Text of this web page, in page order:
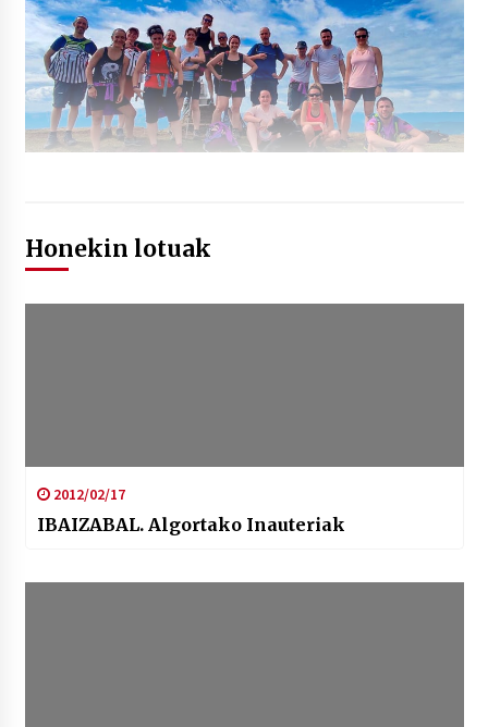
Honekin lotuak
2012/02/17
IBAIZABAL. Algortako Inauteriak